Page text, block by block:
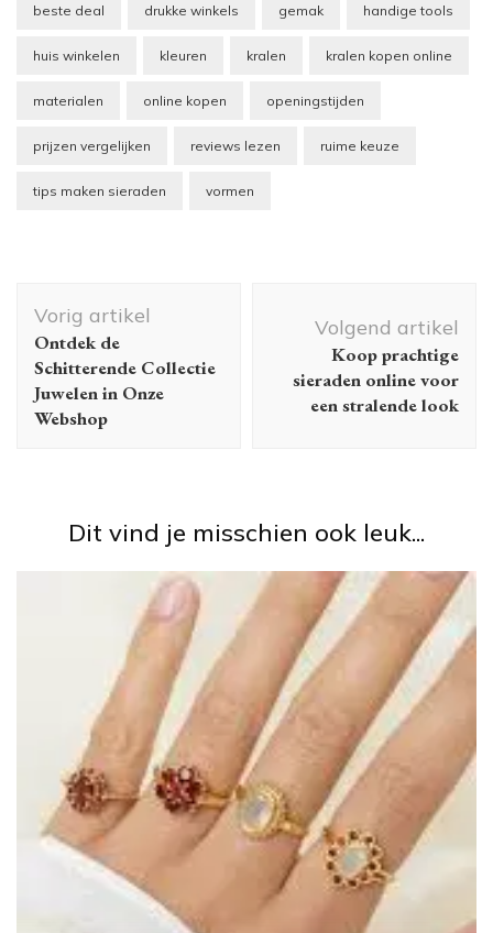
beste deal drukke winkels gemak handige tools
huis winkelen kleuren kralen kralen kopen online
materialen online kopen openingstijden
prijzen vergelijken reviews lezen ruime keuze
tips maken sieraden vormen
Vorig artikel
Ontdek de
Schitterende Collectie
Juwelen in Onze
Webshop
Volgend artikel
Koop prachtige
sieraden online voor
een stralende look
Dit vind je misschien ook leuk...